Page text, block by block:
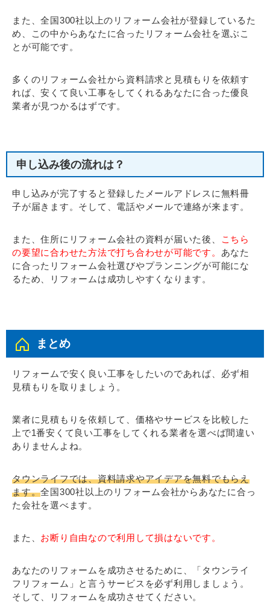
また、全国300社以上のリフォーム会社が登録しているた
め、この中からあなたに合ったリフォーム会社を選ぶこ
とが可能です。
多くのリフォーム会社から資料請求と見積もりを依頼す
れば、安くて良い工事をしてくれるあなたに合った優良
業者が見つかるはずです。
申し込み後の流れは？
申し込みが完了すると登録したメールアドレスに無料冊
子が届きます。そして、電話やメールで連絡が来ます。
また、住所にリフォーム会社の資料が届いた後、
こちら
の要望に合わせた方法で打ち合わせが可能です。 あなた
に合ったリフォーム会社選びやプランニングが可能にな
るため、リフォームは成功しやすくなります。
まとめ
リフォームで安く良い工事をしたいのであれば、必ず相
見積もりを取りましょう。
業者に見積もりを依頼して、価格やサービスを比較した
上で1番安くて良い工事をしてくれる業者を選べば間違い
ありませんよね。
タウンライフでは、資料請求やアイデアを無料でもらえ
ます。全国300社以上のリフォーム会社からあなたに合っ
た会社を選べます。
また、 お断り自由なので利用して損はないです。
あなたのリフォームを成功させるために、「タウンライ
フリフォーム」と言うサービスを必ず利用しましょう。
そして、リフォームを成功させてください。